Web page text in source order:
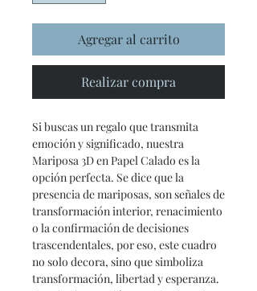
Agregar al carrito
Realizar compra
Si buscas un regalo que transmita
emoción y significado, nuestra
Mariposa 3D en Papel Calado es la
opción perfecta. Se dice que la
presencia de mariposas, son señales de
transformación interior, renacimiento
o la confirmación de decisiones
trascendentales, por eso, este cuadro
no solo decora, sino que simboliza
transformación, libertad y esperanza.